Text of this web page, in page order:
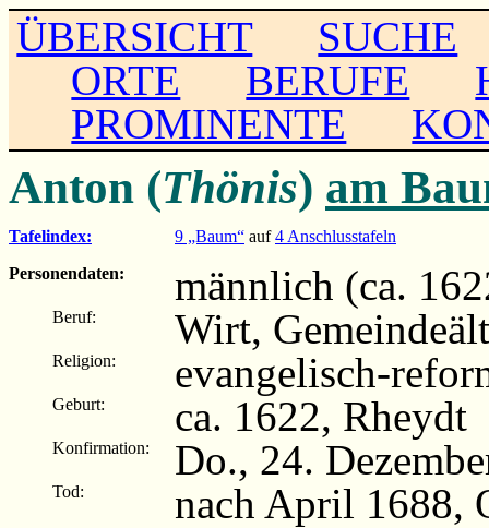
ÜBERSICHT
SUCHE
ORTE
BERUFE
PROMINENTE
Anton (Thönis) am
Tafelindex: 9 „Baum“ auf4 Anschlusstafeln
Personendaten:
männlich (ca.
Beruf: Wirt,
Religion: evangelisch-
Geburt: ca. 1622, Rheydt
Konfirmation: Do., 24.
Tod: nach April 1688,